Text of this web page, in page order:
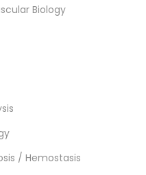
Biology
/ Hemostasis